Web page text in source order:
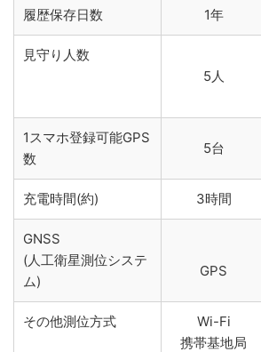
履歴保存日数 1年
見守り人数
5人
1スマホ登録可能GPS
数
5台
充電時間(約) 3時間
GNSS
(人工衛星測位システ
ム)
GPS
その他測位方式
Wi-Fi
携帯基地局